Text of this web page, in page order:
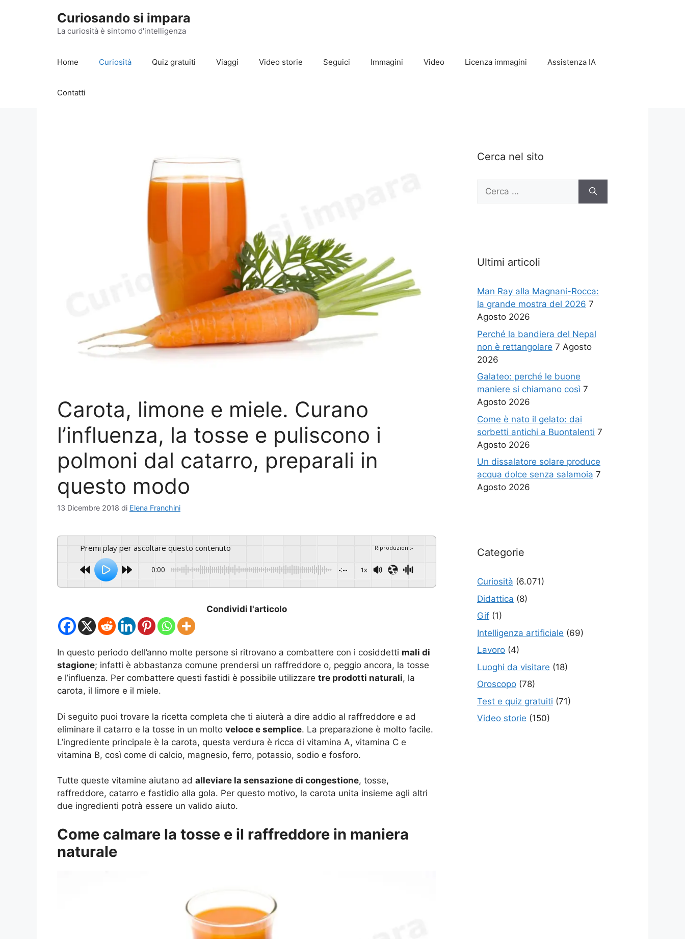
Curiosando si impara
La curiosità è sintomo d'intelligenza
Home Curiosità Quiz gratuiti Viaggi Video storie Seguici Immagini Video Licenza immagini Assistenza IA
Contatti
Carota, limone e miele. Curano
l’influenza, la tosse e puliscono i
polmoni dal catarro, preparali in
questo modo
13 Dicembre 2018 di Elena Franchini
Premi play per ascoltare questo contenuto Riproduzioni:-
0:00 -:-- 1x
Condividi l'articolo
In questo periodo dell’anno molte persone si ritrovano a combattere con i cosiddetti mali di
stagione; infatti è abbastanza comune prendersi un raffreddore o, peggio ancora, la tosse
e l’influenza. Per combattere questi fastidi è possibile utilizzare tre prodotti naturali, la
carota, il limore e il miele.
Di seguito puoi trovare la ricetta completa che ti aiuterà a dire addio al raffreddore e ad
eliminare il catarro e la tosse in un molto veloce e semplice. La preparazione è molto facile.
L’ingrediente principale è la carota, questa verdura è ricca di vitamina A, vitamina C e
vitamina B, così come di calcio, magnesio, ferro, potassio, sodio e fosforo.
Tutte queste vitamine aiutano ad alleviare la sensazione di congestione, tosse,
raffreddore, catarro e fastidio alla gola. Per questo motivo, la carota unita insieme agli altri
due ingredienti potrà essere un valido aiuto.
Come calmare la tosse e il raffreddore in maniera
naturale
Cerca nel sito
Ricerca
Ultimi articoli
Man Ray alla Magnani-Rocca:
la grande mostra del 2026 7
Agosto 2026
Perché la bandiera del Nepal
non è rettangolare 7 Agosto
2026
Galateo: perché le buone
maniere si chiamano così 7
Agosto 2026
Come è nato il gelato: dai
sorbetti antichi a Buontalenti 7
Agosto 2026
Un dissalatore solare produce
acqua dolce senza salamoia 7
Agosto 2026
Categorie
Curiosità (6.071)
Didattica (8)
Gif (1)
Intelligenza artificiale (69)
Lavoro (4)
Luoghi da visitare (18)
Oroscopo (78)
Test e quiz gratuiti (71)
Video storie (150)